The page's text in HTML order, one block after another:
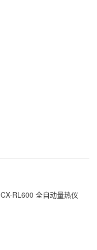
CX-RL600 全自动量热仪